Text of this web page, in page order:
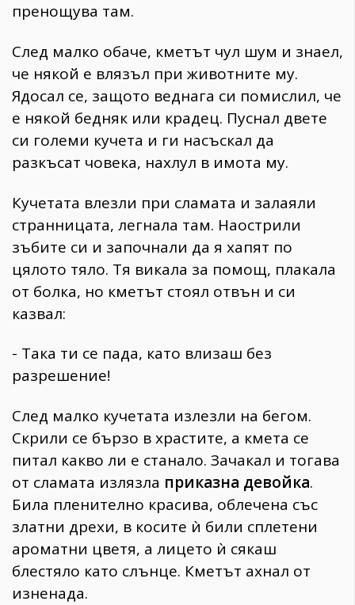
пренощува там.
След малко обаче, кметът чул шум и знаел,
че някой е влязъл при животните му.
Ядосал се, защото веднага си помислил, че
е някой бедняк или крадец. Пуснал двете
си големи кучета и ги насъскал да
разкъсат човека, нахлул в имота му.
Кучетата влезли при сламата и залаяли
странницата, легнала там. Наострили
зъбите си и започнали да я хапят по
цялото тяло. Тя викала за помощ, плакала
от болка, но кметът стоял отвън и си
казвал:
- Така ти се пада, като влизаш без
разрешение!
След малко кучетата излезли на бегом.
Скрили се бързо в храстите, а кмета се
питал какво ли е станало. Зачакал и тогава
от сламата излязла приказна девойка.
Била пленително красива, облечена със
златни дрехи, в косите ѝ били сплетени
ароматни цветя, а лицето ѝ сякаш
блестяло като слънце. Кметът ахнал от
изненада.